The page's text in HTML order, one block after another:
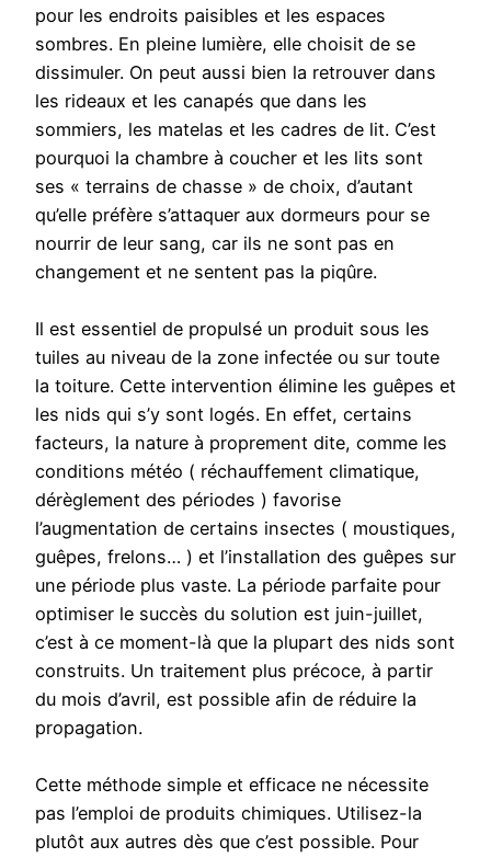
pour les endroits paisibles et les espaces
sombres. En pleine lumière, elle choisit de se
dissimuler. On peut aussi bien la retrouver dans
les rideaux et les canapés que dans les
sommiers, les matelas et les cadres de lit. C’est
pourquoi la chambre à coucher et les lits sont
ses « terrains de chasse » de choix, d’autant
qu’elle préfère s’attaquer aux dormeurs pour se
nourrir de leur sang, car ils ne sont pas en
changement et ne sentent pas la piqûre.
Il est essentiel de propulsé un produit sous les
tuiles au niveau de la zone infectée ou sur toute
la toiture. Cette intervention élimine les guêpes et
les nids qui s’y sont logés. En effet, certains
facteurs, la nature à proprement dite, comme les
conditions météo ( réchauffement climatique,
dérèglement des périodes ) favorise
l’augmentation de certains insectes ( moustiques,
guêpes, frelons… ) et l’installation des guêpes sur
une période plus vaste. La période parfaite pour
optimiser le succès du solution est juin-juillet,
c’est à ce moment-là que la plupart des nids sont
construits. Un traitement plus précoce, à partir
du mois d’avril, est possible afin de réduire la
propagation.
Cette méthode simple et efficace ne nécessite
pas l’emploi de produits chimiques. Utilisez-la
plutôt aux autres dès que c’est possible. Pour